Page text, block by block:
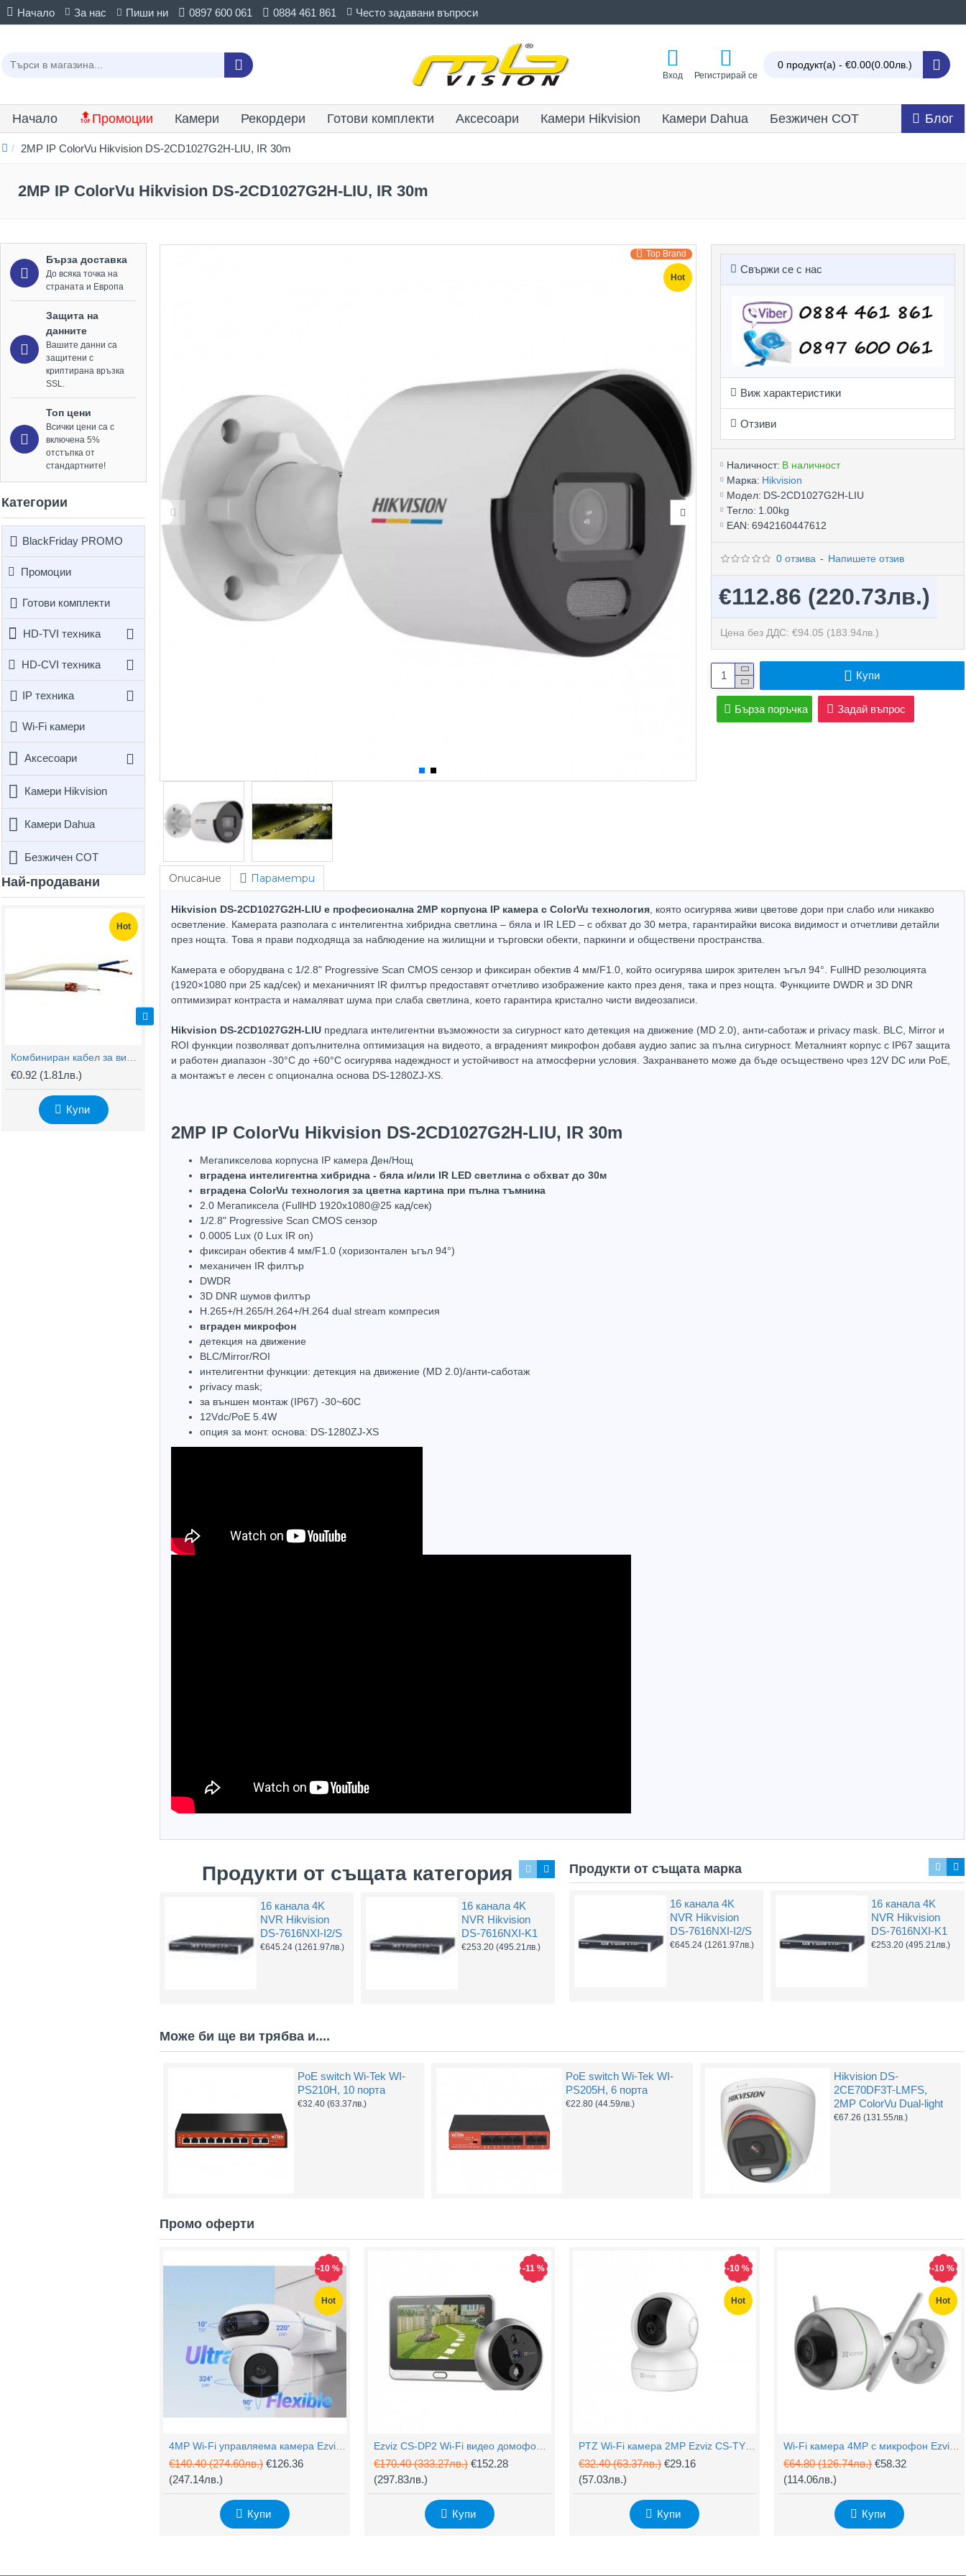
Начало За нас Пиши ни 0897 600 061 0884 461 861 Често задавани въпроси
Вход Регистрирай се
0 продукт(а) - €0.00(0.00лв.)
Начало 🔝Промоции Камери Рекордери Готови комплекти Аксесоари Камери Hikvision Камери Dahua Безжичен СОТ Блог
2MP IP ColorVu Hikvision DS-2CD1027G2H-LIU, IR 30m
2MP IP ColorVu Hikvision DS-2CD1027G2H-LIU, IR 30m
Бърза доставка
До всяка точка на
страната и Европа
Защита на
данните
Вашите данни са
защитени с
криптирана връзка
SSL.
Топ цени
Всички цени са с
включена 5%
отстъпка от
стандартните!
Категории
BlackFriday PROMO
Промоции
Готови комплекти
HD-TVI техника
HD-CVI техника
IP техника
Wi-Fi камери
Аксесоари
Камери Hikvision
Камери Dahua
Безжичен СОТ
Най-продавани
Hot
€0.92 (1.81лв.)
Купи
Hot
BNC Kонектор с Винт
€0.61(1.20лв.)
Hot
Захранващ конектор за охранителни камери
€0.61(1.20лв.)
Hot
FTP кабел Cat5 за пренос на видеосигнал и захранване по усукана двойка
Hot
Захранващ конектор за охранителни камери - женски
Hot
UTP Cat5e 24AWG CU меден
Hot
Top Brand
Свържи се с нас
Виж характеристики
Отзиви
Наличност: В наличност
Марка: Hikvision
Модел: DS-2CD1027G2H-LIU
Тегло: 1.00kg
EAN: 6942160447612
0 отзива - Напишете отзив
€112.86 (220.73лв.)
Цена без ДДС: €94.05 (183.94лв.)
Купи
Бърза поръчка Задай въпрос
Описание Параметри
Hikvision DS-2CD1027G2H-LIU е професионална 2MP корпусна IP камера с ColorVu технология, която осигурява живи цветове дори при слабо или никакво
осветление. Камерата разполага с интелигентна хибридна светлина – бяла и IR LED – с обхват до 30 метра, гарантирайки висока видимост и отчетливи детайли
през нощта. Това я прави подходяща за наблюдение на жилищни и търговски обекти, паркинги и обществени пространства.
Камерата е оборудвана с 1/2.8" Progressive Scan CMOS сензор и фиксиран обектив 4 мм/F1.0, който осигурява широк зрителен ъгъл 94°. FullHD резолюцията
(1920×1080 при 25 кад/сек) и механичният IR филтър предоставят отчетливо изображение както през деня, така и през нощта. Функциите DWDR и 3D DNR
оптимизират контраста и намаляват шума при слаба светлина, което гарантира кристално чисти видеозаписи.
Hikvision DS-2CD1027G2H-LIU предлага интелигентни възможности за сигурност като детекция на движение (MD 2.0), анти-саботаж и privacy mask. BLC, Mirror и
ROI функции позволяват допълнителна оптимизация на видеото, а вграденият микрофон добавя аудио запис за пълна сигурност. Металният корпус с IP67 защита
и работен диапазон -30°C до +60°C осигурява надеждност и устойчивост на атмосферни условия. Захранването може да бъде осъществено чрез 12V DC или PoE,
а монтажът е лесен с опционална основа DS-1280ZJ-XS.
2MP IP ColorVu Hikvision DS-2CD1027G2H-LIU, IR 30m
Мегапикселова корпусна IP камера Ден/Нощ
вградена интелигентна хибридна - бяла и/или IR LED светлина с обхват до 30м
вградена ColorVu технология за цветна картина при пълна тъмнина
2.0 Мегапиксела (FullHD 1920x1080@25 кад/сек)
1/2.8" Progressive Scan CMOS сензор
0.0005 Lux (0 Lux IR on)
фиксиран обектив 4 мм/F1.0 (хоризонтален ъгъл 94°)
механичен IR филтър
DWDR
3D DNR шумов филтър
H.265+/H.265/H.264+/H.264 dual stream компресия
вграден микрофон
детекция на движение
BLC/Mirror/ROI
интелигентни функции: детекция на движение (MD 2.0)/анти-саботаж
privacy mask;
за външен монтаж (IP67) -30~60C
12Vdc/PoE 5.4W
опция за монт. основа: DS-1280ZJ-XS
Продукти от същата категория
16 канала 4K
NVR Hikvision
DS-7616NXI-I2/S
€645.24 (1261.97лв.)
16 канала 4K
NVR Hikvision
DS-7616NXI-K1
€253.20 (495.21лв.)
16 канален NVR
Hikvision DS-
7616NXI-K2
€323.76(633.22лв.)
16 канален NVR
Hikvision DS-
7716NXI-K4
€609.90(1192.85лв.)
Продукти от същата марка
16 канала 4K
NVR Hikvision
DS-7616NXI-I2/S
€645.24 (1261.97лв.)
16 канала 4K
NVR Hikvision
DS-7616NXI-K1
€253.20 (495.21лв.)
Може би ще ви трябва и....
PoE switch Wi-Tek WI-
PS210H, 10 порта
€32.40 (63.37лв.)
PoE switch Wi-Tek WI-
PS205H, 6 порта
€22.80 (44.59лв.)
Hikvision DS-
2CE70DF3T-LMFS,
2MP ColorVu Dual-light
€67.26(131.55лв.)
Промо оферти
Hot
-10 %
€140.40(274.60лв.) €126.36
(247.14лв.)
Купи
-11 %
€170.40(333.27лв.) €152.28
(297.83лв.)
Купи
Hot
-10 %
€32.40(63.37лв.) €29.16
(57.03лв.)
Купи
Hot
-10 %
€64.80(126.74лв.) €58.32
(114.06лв.)
Купи